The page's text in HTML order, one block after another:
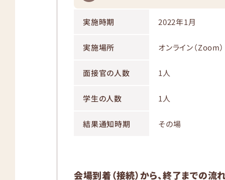
実施時期 2022年1月
実施場所 オンライン（Zoom）
面接官の人数 1人
学生の人数 1人
結果通知時期 その場
会場到着（接続）から、終了までの流